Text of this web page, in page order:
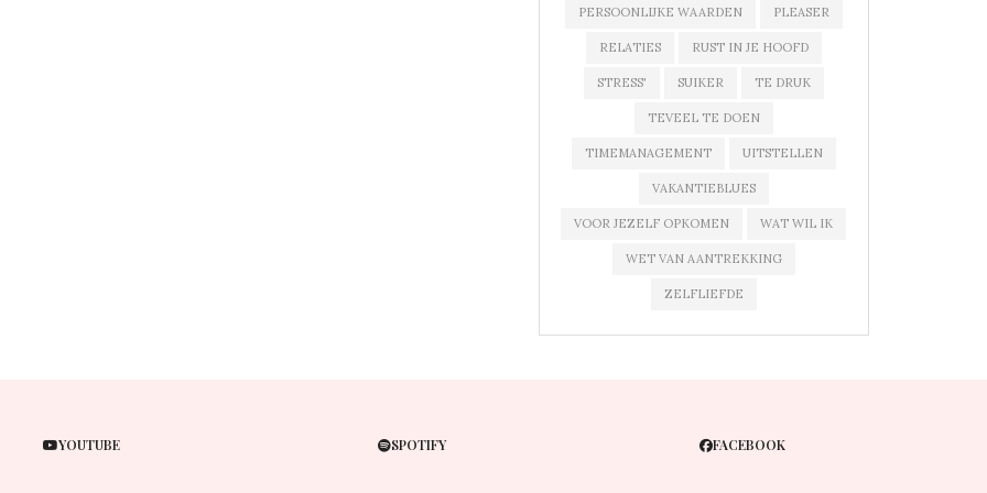
PERSOONLIJKE WAARDEN PLEASER
RELATIES RUST IN JE HOOFD
STRESS' SUIKER TE DRUK
TEVEEL TE DOEN
TIMEMANAGEMENT UITSTELLEN
VAKANTIEBLUES
VOOR JEZELF OPKOMEN WAT WIL IK
WET VAN AANTREKKING
ZELFLIEFDE
YOUTUBE SPOTIFY FACEBOOK